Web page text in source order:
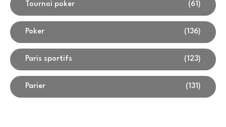
Tournoi poker (61)
Poker (136)
Paris sportifs (123)
Parier (131)